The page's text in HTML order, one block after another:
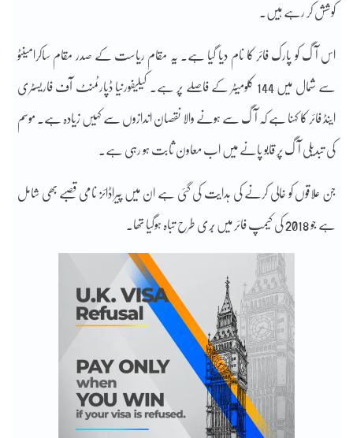
کوشش کر رہے ہیں۔
اس آگ کو پارک فائر کا نام دیا گیا ہے۔ یہ مقام ریاست کے صدر مقام ساکرامینٹو
سے شمال میں 144 کلومیٹر کے فاصلے پر ہے۔ کیلیفورنیا ڈپارٹمنٹ آف فاریسٹری
اینڈ فائر کا کہنا ہے کہ آگ سے ہونے والا نقصان اندازوں سے کہیں زیادہ ہے۔ موسم
کی تبدیلی آگ پر قابو پانے میں اب معاون ثابت ہو رہی ہے۔
جن علاقوں کو خالی کرنے کی ہدایت کی گئی ہے ان میں پیراڈائز نامی قصبے بھی شامل
ہے جو 2018 کی کیمپ فائر میں بُری طرح تباہ ہوگیا تھا۔